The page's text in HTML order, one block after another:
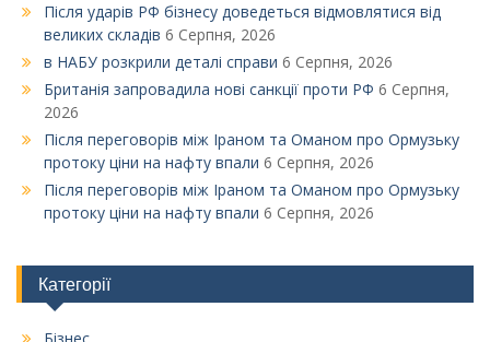
Після ударів РФ бізнесу доведеться відмовлятися від
великих складів 6 Серпня, 2026
в НАБУ розкрили деталі справи 6 Серпня, 2026
Британія запровадила нові санкції проти РФ 6 Серпня,
2026
Після переговорів між Іраном та Оманом про Ормузьку
протоку ціни на нафту впали 6 Серпня, 2026
Після переговорів між Іраном та Оманом про Ормузьку
протоку ціни на нафту впали 6 Серпня, 2026
Категорії